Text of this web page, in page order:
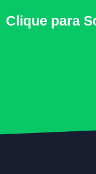
Clique para